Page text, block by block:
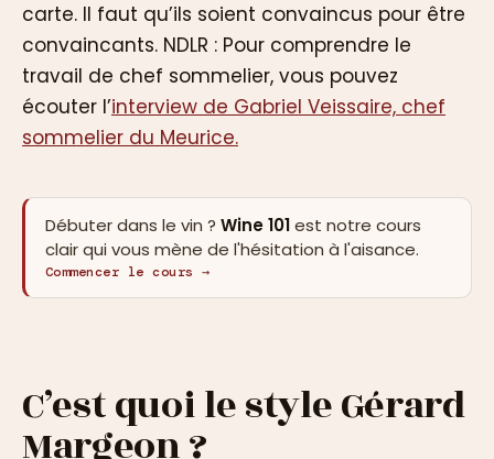
carte. Il faut qu’ils soient convaincus pour être
convaincants. NDLR : Pour comprendre le
travail de chef sommelier, vous pouvez
écouter l’interview de Gabriel Veissaire, chef
sommelier du Meurice.
Débuter dans le vin ? Wine 101est notre cours
clair qui vous mène de l'hésitation à l'aisance.
Commencer le cours →
C’est quoi le style Gérard
Margeon ?